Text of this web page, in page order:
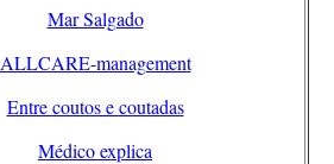
Mar Salgado
ALLCARE-management
Entre coutos e coutadas
Médico explica